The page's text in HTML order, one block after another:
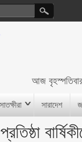
আজ
সাতক্ষীরা সারাদেশ